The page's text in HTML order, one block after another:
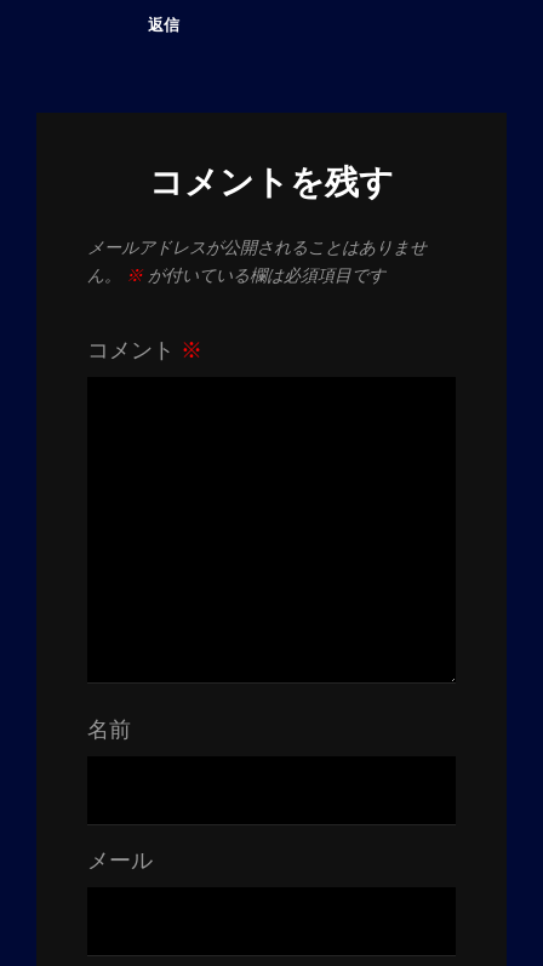
返信
コメントを残す
メールアドレスが公開されることはありませ
ん。
※が付いている欄は必須項目です
コメント ※
名前
メール